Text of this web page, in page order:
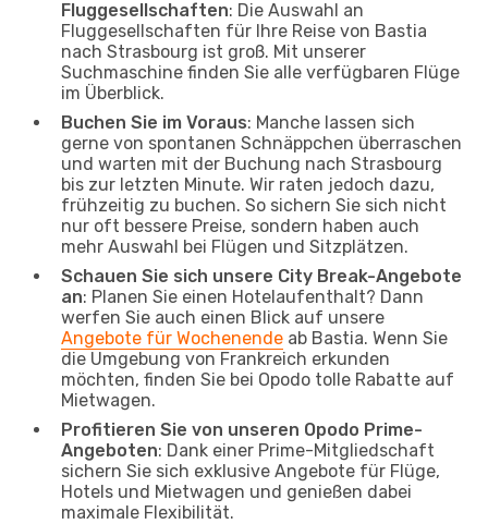
Fluggesellschaften: Die Auswahl an
Fluggesellschaften für Ihre Reise von Bastia
nach Strasbourg ist groß. Mit unserer
Suchmaschine finden Sie alle verfügbaren Flüge
im Überblick.
Buchen Sie im Voraus: Manche lassen sich
gerne von spontanen Schnäppchen überraschen
und warten mit der Buchung nach Strasbourg
bis zur letzten Minute. Wir raten jedoch dazu,
frühzeitig zu buchen. So sichern Sie sich nicht
nur oft bessere Preise, sondern haben auch
mehr Auswahl bei Flügen und Sitzplätzen.
Schauen Sie sich unsere City Break-Angebote
an: Planen Sie einen Hotelaufenthalt? Dann
werfen Sie auch einen Blick auf unsere
Angebote für Wochenende ab Bastia. Wenn Sie
die Umgebung von Frankreich erkunden
möchten, finden Sie bei Opodo tolle Rabatte auf
Mietwagen.
Profitieren Sie von unseren Opodo Prime-
Angeboten: Dank einer Prime-Mitgliedschaft
sichern Sie sich exklusive Angebote für Flüge,
Hotels und Mietwagen und genießen dabei
maximale Flexibilität.